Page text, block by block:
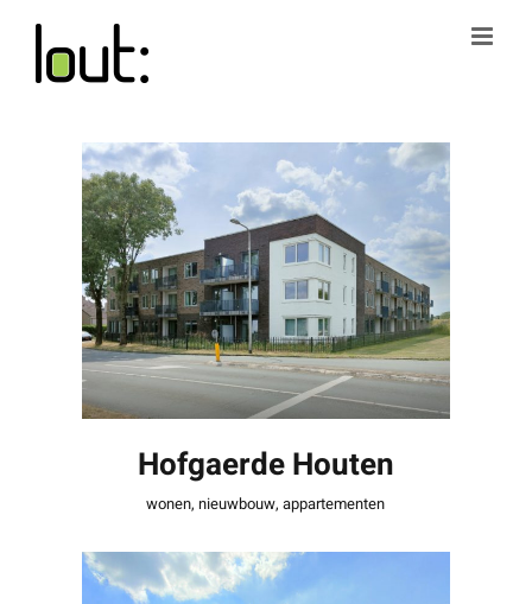
inhoud
Hofgaerde Houten
Hofgaerde Houten
wonen,nieuwbouw,appartementen